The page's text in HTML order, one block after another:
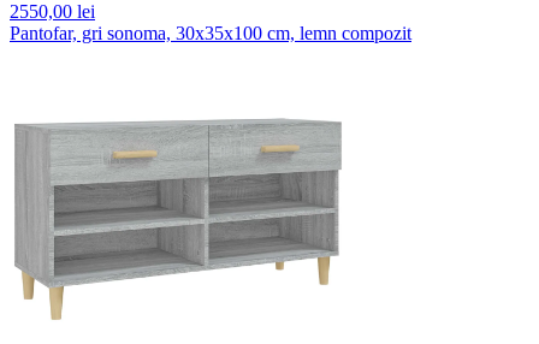
2550,00 lei
Pantofar, gri sonoma, 30x35x100 cm, lemn compozit